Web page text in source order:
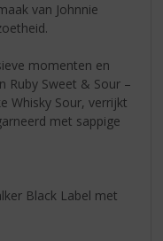
van Johnnie
momenten en
Ruby Sweet & Sour –
Whisky Sour, verrijkt
met sappige
Black Label met